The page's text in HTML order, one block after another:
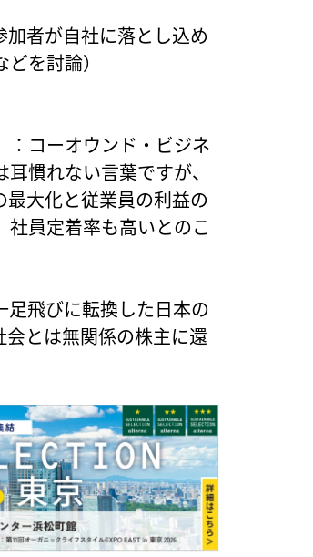
者が自社に落とし込め
を討論）
：コーオウンド・ビジネ
慣れない言葉ですが、
最大化と従業員の利益の
員定着率も高いとのこ
飛びに転換した日本の
とは無関係の株主に還